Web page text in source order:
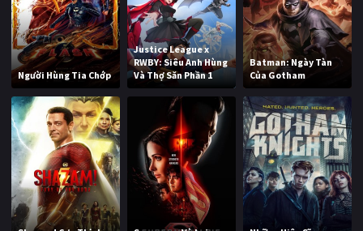
Người Hùng Tia Chớp
Justice League x
RWBY: Siêu Anh Hùng
Và Thợ Săn Phần 1
Batman: Ngày Tàn
Của Gotham